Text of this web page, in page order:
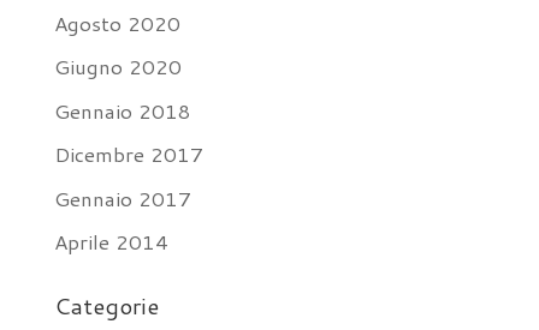
Agosto 2020
Giugno 2020
Gennaio 2018
Dicembre 2017
Gennaio 2017
Aprile 2014
Categorie